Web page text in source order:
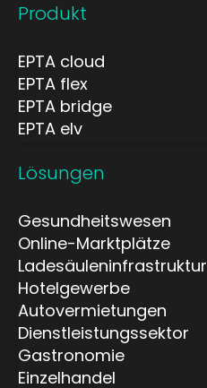
Produkt
EPTA cloud
EPTA flex
EPTA bridge
EPTA elv
Lösungen
Gesundheitswesen
Online-Marktplätze
Ladesäuleninfrastruktur
Hotelgewerbe
Autovermietungen
Dienstleistungssektor
Gastronomie
Einzelhandel